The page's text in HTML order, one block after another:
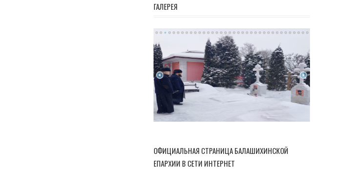
ГАЛЕРЕЯ
ОФИЦИАЛЬНАЯ СТРАНИЦА БАЛАШИХИНСКОЙ
ЕПАРХИИ В СЕТИ ИНТЕРНЕТ